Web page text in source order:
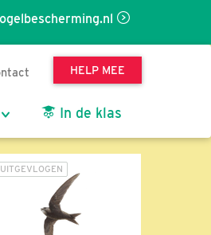
HELP MEE
In de klas
UITGEVLOGEN